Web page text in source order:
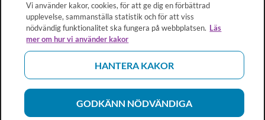
Vi använder kakor, cookies, för att ge dig en förbättrad
upplevelse, sammanställa statistik och för att viss
nödvändig funktionalitet ska fungera på webbplatsen. Läs
mer om hur vi använder kakor
HANTERA KAKOR
GODKÄNN NÖDVÄNDIGA